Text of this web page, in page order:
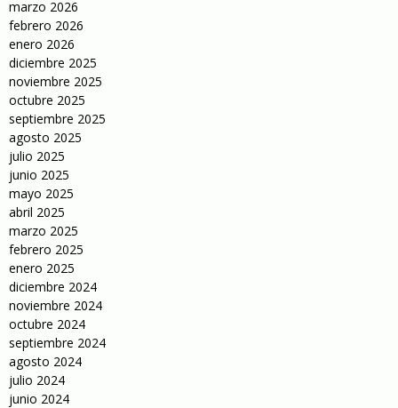
marzo 2026
febrero 2026
enero 2026
diciembre 2025
noviembre 2025
octubre 2025
septiembre 2025
agosto 2025
julio 2025
junio 2025
mayo 2025
abril 2025
marzo 2025
febrero 2025
enero 2025
diciembre 2024
noviembre 2024
octubre 2024
septiembre 2024
agosto 2024
julio 2024
junio 2024